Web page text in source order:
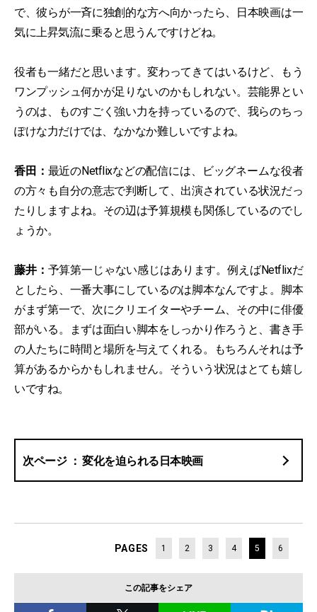
で、彼らが一斉に独創的な方へ向かったら、日本映画は一
気に上昇気流に乗ると思うんですけどね。
役者も一緒だと思います。変わってきてはいるけど、もう
ワンプッシュ何かが足りないのかもしれない。芸能界とい
うのは、ものすごく強い力を持っているので、我らのちっ
ぽけな力だけでは、なかなか難しいですよね。
香田： 最近のNetflixなどの配信には、ビッグネームな役者
の方々も自分の意志で判断して、出演されている状況だっ
たりしますよね。その辺は予算規模も関係しているのでし
ょうか。
藤井： 予算第一じゃない感じはあります。例えばNetflixだ
としたら、一番大事にしているのは脚本なんですよ。脚本
がまず第一で、次にクリエイターやチーム、その中に俳優
部がいる。まずは面白い脚本をしっかり作ろうと、書き手
の人たちに時間と場所を与えてくれる。もちろんそれは予
算があるからかもしれません。そういう状況はとても嬉し
いですね。
変化を迫られる日本映画
PAGES 1 2 3 4 5 6
この記事をシェア